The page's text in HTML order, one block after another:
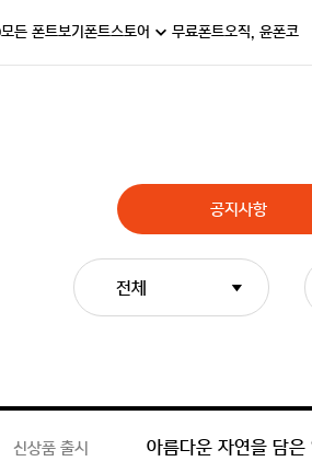
모든 폰트보기폰트스토어 무료폰트오직, 윤폰코
공지사항
전체
신상품 출시 아름다운 자연을 담